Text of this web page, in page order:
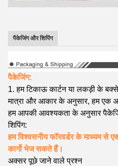
पैकेजिंग और शिपिंग
पैकेजिंग:
1.हमटिकाऊ कार्टनया लकड़ी के
मात्रा और आकार के अनुसार, हम एक
हम आपकी आवश्यकता के अनुसार
शिपिंग:
हम विश्वसनीय फॉरवर्डर के माध्यम से
कार्गो भेज सकते हैं।
अक्सर पूछे जाने वाले प्रश्न